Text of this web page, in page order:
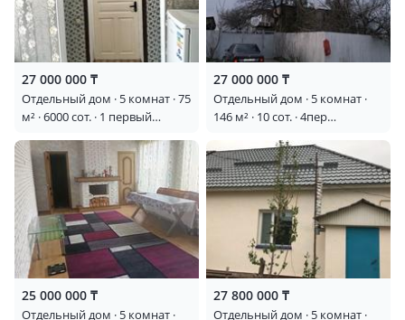
27 000 000 ₸
Отдельный дом · 5 комнат · 75
м² · 6000 сот. · 1 первый
— Район залинии
27 000 000 ₸
Отдельный дом · 5 комнат ·
146 м² · 10 сот. · 4пер
25 000 000 ₸
Отдельный дом · 5 комнат ·
27 800 000 ₸
Отдельный дом · 5 комнат ·